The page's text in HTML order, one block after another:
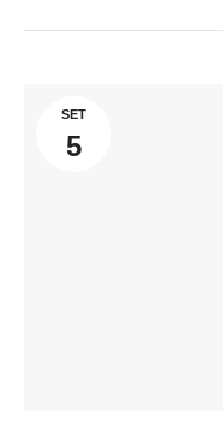
SET
5